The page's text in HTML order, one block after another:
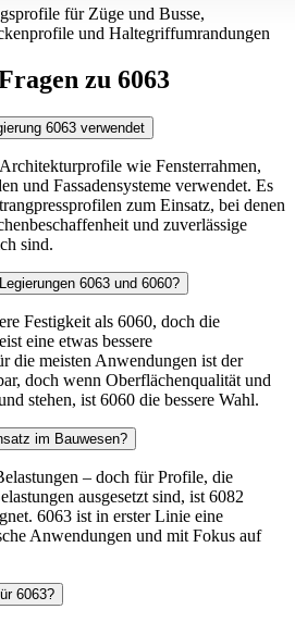
für Züge und Busse,
und Haltegriffumrandungen
zu 6063
6063 verwendet
wie Fensterrahmen,
und Fassadensysteme verwendet. Es
zum Einsatz, bei denen
und zuverlässige
sind.
6063 und 6060?
Festigkeit als 6060, doch die
eine etwas bessere
die meisten Anwendungen ist der
doch wenn Oberflächenqualität und
stehen, ist 6060 die bessere Wahl.
im Bauwesen?
– doch für Profile, die
ausgesetzt sind, ist 6082
6063 ist in erster Linie eine
Anwendungen und mit Fokus auf
6063?